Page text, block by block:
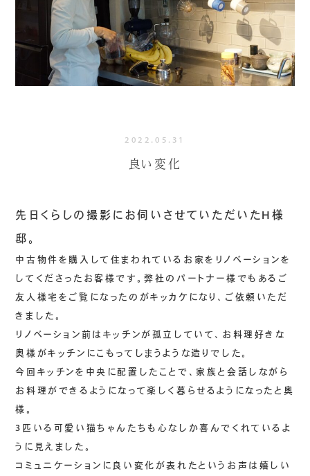
2022.05.31
良い変化
先日くらしの撮影にお伺いさせていただいたH様
邸。
中古物件を購入して住まわれているお家をリノベーションを
してくださったお客様です。弊社のパートナー様でもあるご
友人様宅をご覧になったのがキッカケになり、ご依頼いただ
きました。
リノベーション前はキッチンが孤立していて、お料理好きな
奥様がキッチンにこもってしまうような造りでした。
今回キッチンを中央に配置したことで、家族と会話しながら
お料理ができるようになって楽しく暮らせるようになったと奥
様。
3匹いる可愛い猫ちゃんたちも心なしか喜んでくれているよ
うに見えました。
コミュニケーションに良い変化が表れたというお声は嬉しい